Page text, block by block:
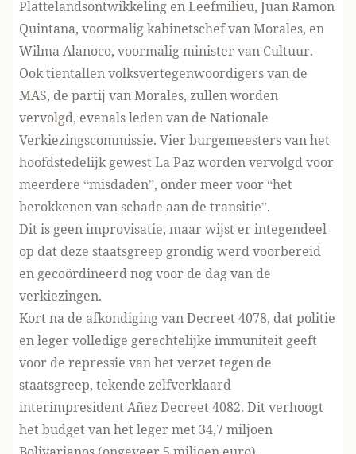
Plattelandsontwikkeling en Leefmilieu, Juan Ramon
Quintana, voormalig kabinetschef van Morales, en
Wilma Alanoco, voormalig minister van Cultuur.
Ook tientallen volksvertegenwoordigers van de
MAS, de partij van Morales, zullen worden
vervolgd, evenals leden van de Nationale
Verkiezingscommissie. Vier burgemeesters van het
hoofdstedelijk gewest La Paz worden vervolgd voor
meerdere “misdaden”, onder meer voor “het
berokkenen van schade aan de transitie”.
Dit is geen improvisatie, maar wijst er integendeel
op dat deze staatsgreep grondig werd voorbereid
en gecoördineerd nog voor de dag van de
verkiezingen.
Kort na de afkondiging van Decreet 4078, dat politie
en leger volledige gerechtelijke immuniteit geeft
voor de repressie van het verzet tegen de
staatsgreep, tekende zelfverklaard
interimpresident Añez Decreet 4082. Dit verhoogt
het budget van het leger met 34,7 miljoen